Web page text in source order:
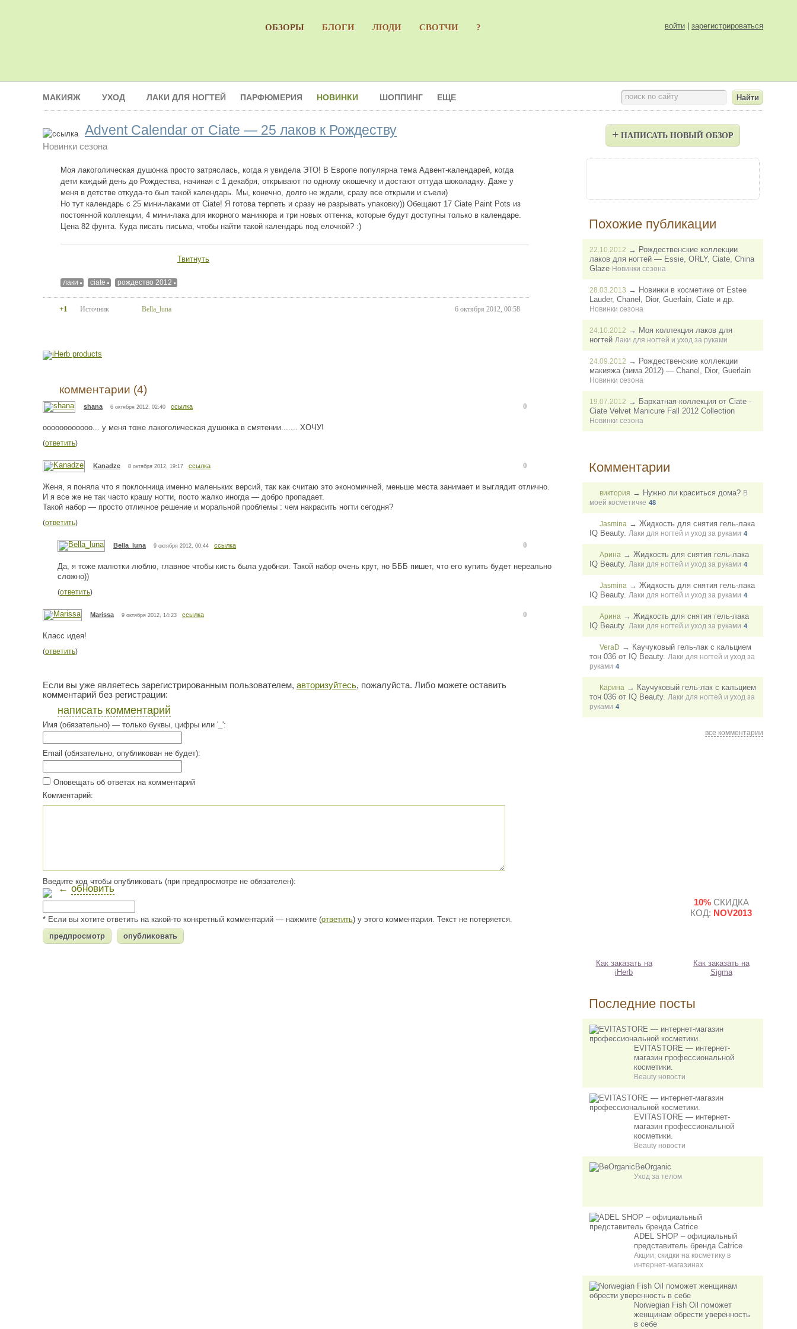
войти зарегистрироваться
ОБЗОРЫ БЛОГИ ЛЮДИ СВОТЧИ ?
поиск по сайту
МАКИЯЖ УХОД ЛАКИ ДЛЯ НОГТЕЙ ПАРФЮМЕРИЯ НОВИНКИ ШОППИНГ ЕЩЕ
Advent Calendar от Ciate — 25 лаков к Рождеству
Новинки сезона
Моя лакоголическая душонка просто затряслась, когда я увидела ЭТО! В Европе популярна тема Адвент-календарей, когда
дети каждый день до Рождества, начиная с 1 декабря, открывают по одному окошечку и достают оттуда шоколадку. Даже у
меня в детстве откуда-то был такой календарь. Мы, конечно, долго не ждали, сразу все открыли и съели)
Но тут календарь с 25 мини-лаками от Ciate! Я готова терпеть и сразу не разрывать упаковку)) Обещают 17 Ciate Paint Pots из
постоянной коллекции, 4 мини-лака для икорного маникюра и три новых оттенка, которые будут доступны только в календаре.
Цена 82 фунта. Куда писать письма, чтобы найти такой календарь под елочкой? :)
Твитнуть
лаки ciate рождество 2012
6 октября 2012, 00:58
+1 Источник Bella_luna
комментарии (4)
0
shana 6 октября 2012, 02:40 ссылка
оооооооооооо... у меня тоже лакоголическая душонка в смятении....... ХОЧУ!
(ответить)
0
Kanadze 8 октября 2012, 19:17 ссылка
Женя, я поняла что я поклонница именно маленьких версий, так как считаю это экономичней, меньше места занимает и выглядит отлично.
И я все же не так часто крашу ногти, посто жалко иногда — добро пропадает.
Такой набор — просто отличное решение и моральной проблемы : чем накрасить ногти сегодня?
(ответить)
0
Bella_luna 9 октября 2012, 00:44 ссылка
Да, я тоже малютки люблю, главное чтобы кисть была удобная. Такой набор очень крут, но БББ пишет, что его купить будет нереально
сложно))
(ответить)
0
Marissa 9 октября 2012, 14:23 ссылка
Класс идея!
(ответить)
Если вы уже являетесь зарегистрированным пользователем, авторизуйтесь, пожалуйста. Либо можете оставить
комментарий без регистрации:
написать комментарий
Имя (обязательно) — только буквы, цифры или '_':
Email (обязательно, опубликован не будет):
Оповещать об ответах на комментарий
Комментарий:
Введите код чтобы опубликовать (при предпросмотре не обязателен):
← обновить
* Если вы хотите ответить на какой-то конкретный комментарий — нажмите (ответить) у этого комментария. Текст не потеряется.
+ НАПИСАТЬ НОВЫЙ ОБЗОР
Похожие публикации
22.10.2012 → Рождественские коллекции
лаков для ногтей — Essie, ORLY, Ciate, China
Glaze Новинки сезона
28.03.2013 → Новинки в косметике от Estee
Lauder, Chanel, Dior, Guerlain, Ciate и др.
Новинки сезона
24.10.2012 → Моя коллекция лаков для
ногтей Лаки для ногтей и уход за руками
24.09.2012 → Рождественские коллекции
макияжа (зима 2012) — Chanel, Dior, Guerlain
Новинки сезона
19.07.2012 → Бархатная коллекция от Ciate -
Ciate Velvet Manicure Fall 2012 Collection
Новинки сезона
Комментарии
виктория → Нужно ли краситься дома? В
моей косметичке 48
Jasmina → Жидкость для снятия гель-лака
IQ Beauty. Лаки для ногтей и уход за руками 4
Арина → Жидкость для снятия гель-лака
IQ Beauty. Лаки для ногтей и уход за руками 4
Jasmina → Жидкость для снятия гель-лака
IQ Beauty. Лаки для ногтей и уход за руками 4
Арина → Жидкость для снятия гель-лака
IQ Beauty. Лаки для ногтей и уход за руками 4
VeraD → Каучуковый гель-лак с кальцием
тон 036 от IQ Beauty. Лаки для ногтей и уход за
руками 4
Карина → Каучуковый гель-лак с кальцием
тон 036 от IQ Beauty. Лаки для ногтей и уход за
руками 4
все комментарии
Как заказать на
iHerb
10%СКИДКА
КОД: NOV2013
Как заказать на
Sigma
Последние посты
EVITASTORE — интернет-
магазин профессиональной
косметики.
Beauty новости
EVITASTORE — интернет-
магазин профессиональной
косметики.
Beauty новости
BeOrganic
Уход за телом
ADEL SHOP – официальный
представитель бренда Catrice
Акции, скидки на косметику в
интернет-магазинах
Norwegian Fish Oil поможет
женщинам обрести уверенность
в себе